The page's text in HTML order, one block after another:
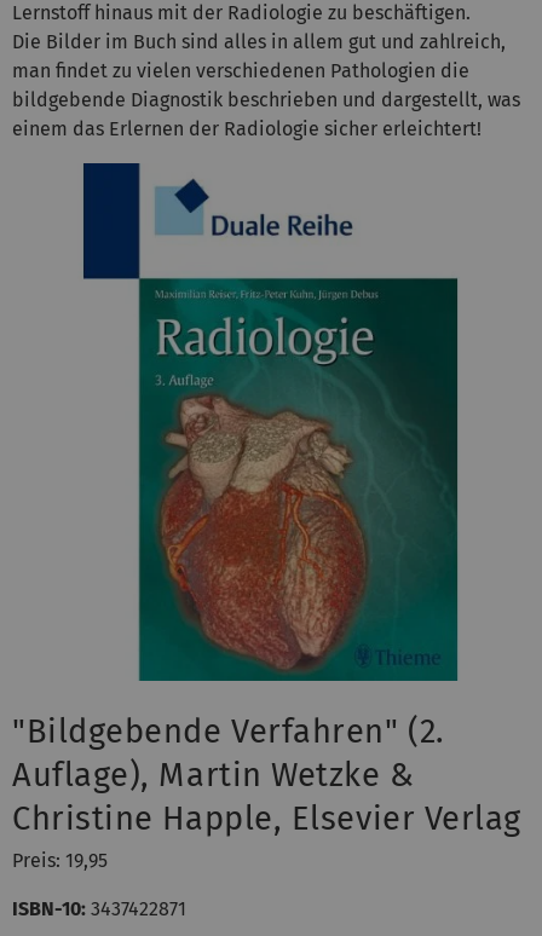
Lernstoff hinaus mit der Radiologie zu beschäftigen.
Die Bilder im Buch sind alles in allem gut und zahlreich,
man findet zu vielen verschiedenen Pathologien die
bildgebende Diagnostik beschrieben und dargestellt, was
einem das Erlernen der Radiologie sicher erleichtert!
"Bildgebende Verfahren" (2.
Auflage), Martin Wetzke &
Christine Happle, Elsevier Verlag
Preis: 19,95
ISBN-10: 3437422871